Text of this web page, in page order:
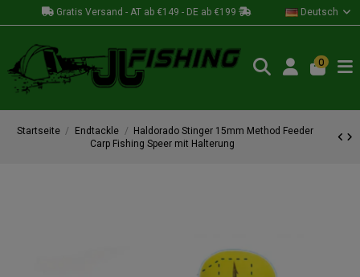
Gratis Versand - AT ab €149 - DE ab €199 Deutsch
0
Startseite Endtackle
Haldorado Stinger 15mm Method Feeder
Carp Fishing Speer mit Halterung